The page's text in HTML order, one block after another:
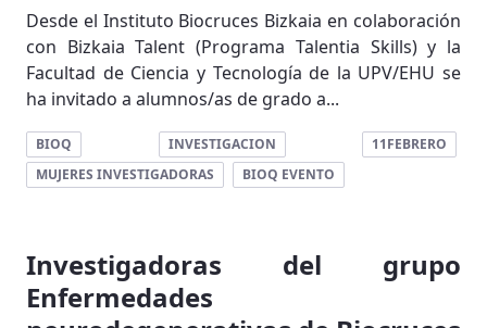
Desde el Instituto Biocruces Bizkaia en colaboración
con Bizkaia Talent (Programa Talentia Skills) y la
Facultad de Ciencia y Tecnología de la UPV/EHU se
ha invitado a alumnos/as de grado a...
BIOQ INVESTIGACION
11FEBRERO
MUJERES INVESTIGADORAS
BIOQ EVENTO
Investigadoras del grupo
Enfermedades